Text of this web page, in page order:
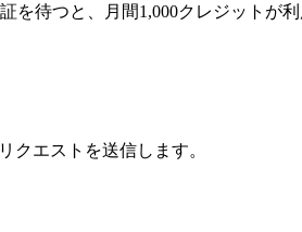
待つと、月間1,000クレジットが利
クエストを送信します。